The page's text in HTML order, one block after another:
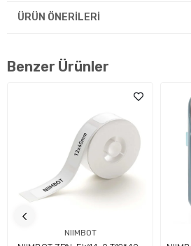
Hafif Ve Pratik Taşıma
Ergonomik tasarımı sayesinde
Hafif yapısı, cihazı istediğiniz her yere
yer değiştirmesini sağlar. Bu özellik,
esneklik ve pratiklik sunar.
ÜRÜN ÖNERILERI
Benzer Ürünler
NIIMBOT